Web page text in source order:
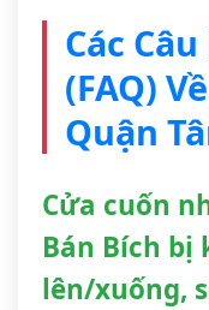
Các
(FAQ)
Quận
Cửa cuốn
Bán Bích
lên/xuống,